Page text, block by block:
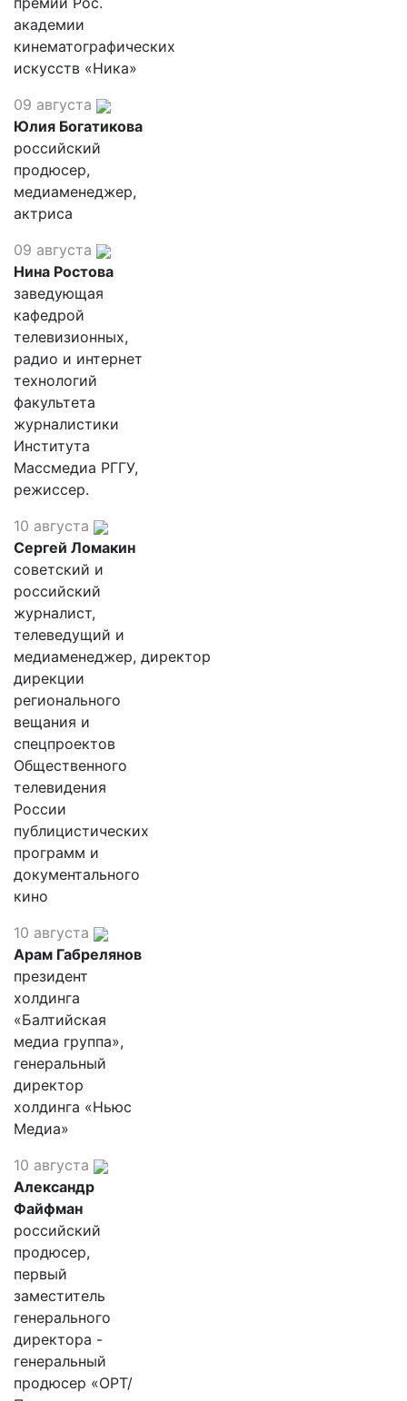
академии
кинематографических
искусств «Ника»
09 августа
Юлия Богатикова
российский
продюсер,
медиаменеджер,
актриса
09 августа
Нина Ростова
заведующая
кафедрой
телевизионных,
радио и интернет
технологий
факультета
журналистики
Института
Массмедиа РГГУ,
режиссер.
10 августа
Сергей Ломакин
советский и
российский
журналист,
телеведущий и
медиаменеджер, директор
дирекции
регионального
вещания и
спецпроектов
Общественного
телевидения
России
публицистических
программ и
документального
кино
10 августа
Арам Габрелянов
президент
холдинга
«Балтийская
медиа группа»,
генеральный
директор
холдинга «Ньюс
Медиа»
10 августа
Александр
Файфман
российский
продюсер,
первый
заместитель
генерального
директора -
генеральный
продюсер «ОРТ/